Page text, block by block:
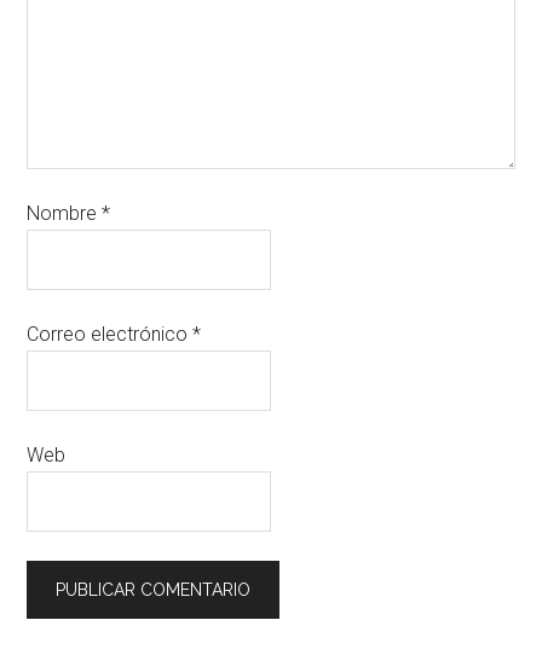
Nombre*
Correo electrónico*
Web